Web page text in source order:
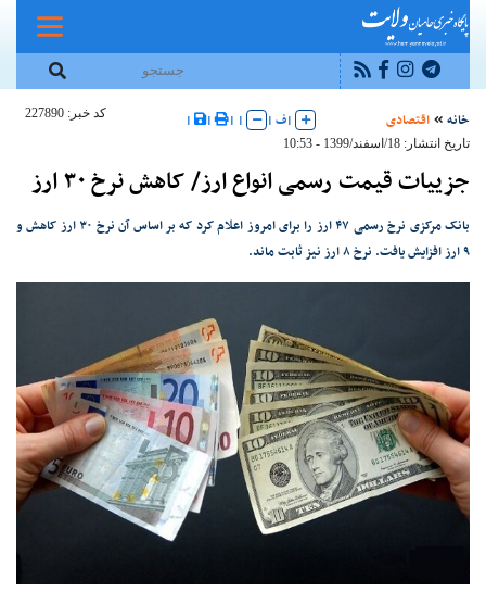
خانه اقتصادی |ف |
|
|
|
|
کد خبر: 227890
تاریخ انتشار: 18/اسفند/1399 - 10:53
جزییات قیمت رسمی انواع ارز/ کاهش نرخ ۳۰ ارز
بانک مرکزی نرخ رسمی ۴۷ ارز را برای امروز اعلام کرد که بر اساس آن نرخ ۳۰ ارز کاهش و
۹ ارز افزایش یافت. نرخ ۸ ارز نیز ثابت ماند.